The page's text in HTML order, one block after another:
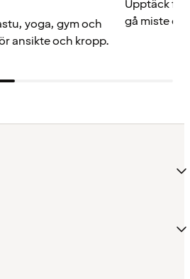
yoga, gym och
ansikte och kropp.
Upptäck
gå miste